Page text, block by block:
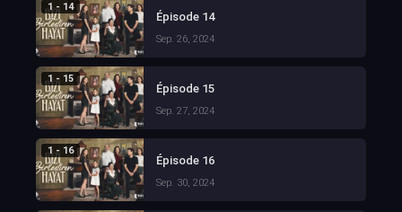
1 - 14
Épisode 14
Sep. 26, 2024
1 - 15
Épisode 15
Sep. 27, 2024
1 - 16
Épisode 16
Sep. 30, 2024